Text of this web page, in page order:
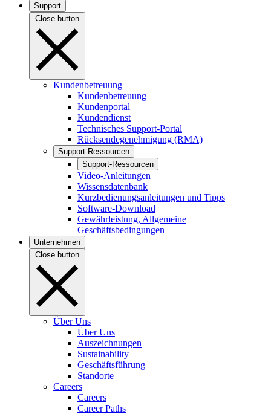
Support
Close button
Kundenbetreuung
Kundenbetreuung
Kundenportal
Kundendienst
Technisches Support-Portal
Rücksendegenehmigung (RMA)
Support-Ressourcen
Support-Ressourcen
Video-Anleitungen
Wissensdatenbank
Kurzbedienungsanleitungen und Tipps
Software-Download
Gewährleistung, Allgemeine
Geschäftsbedingungen
Unternehmen
Close button
Über Uns
Über Uns
Auszeichnungen
Sustainability
Geschäftsführung
Standorte
Careers
Careers
Career Paths